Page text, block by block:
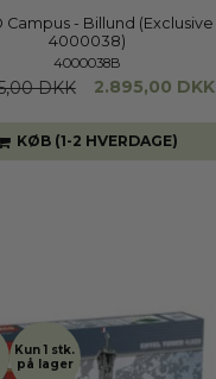
Campus - Billund (Exclusive
4000038)
4000038B
DKK 2.895,00 DKK
KØB (1-2 HVERDAGE)
Kun 1 stk.
på lager